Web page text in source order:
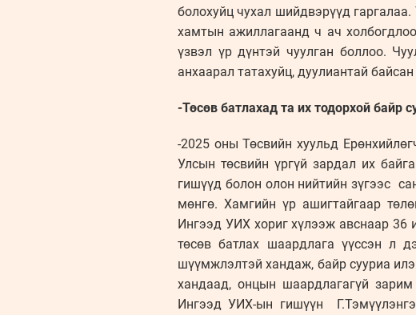
болохуйц чухал шийдвэрүүд
хамтын ажиллагаанд ч ач
үзвэл үр дүнтэй чуулган боллоо.
анхаарал татахуйц, дуулиантай
-Төсөв батлахад та их тодорхой байр
-2025 оны Төсвийн хуульд
Улсын төсвийн үргүй зардал их
гишүүд болон олон нийтийн зүгээс
мөнгө. Хамгийн үр ашигтайгаар
Ингээд УИХ хориг хүлээж авснаар 36
төсөв батлах шаардлага үүссэн л
шүүмжлэлтэй хандаж, байр сууриа
хандаад, онцын шаардлагагүй зарим
Ингээд УИХ-ын гишүүн